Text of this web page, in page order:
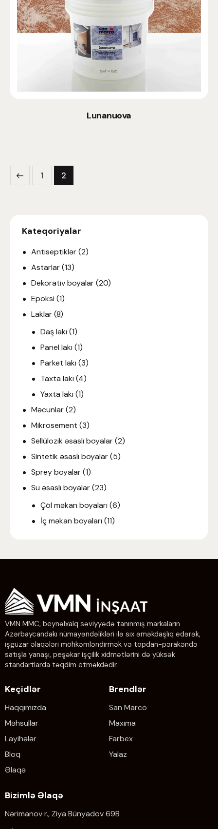
Lunanuova
1 2
Kateqoriyalar
Antiseptiklər(2)
Astarlar(13)
Dekorativ boyalar(20)
Epoksi (1)
Laklar(8)
Daş lakı (1)
Panel lakı (1)
Parket lakı (3)
Taxta lakı (4)
Yaxta lakı (1)
Məcunlar(2)
Mikrosement (3)
Sellülozik əsaslı boyalar(2)
Sintetik əsaslı boyalar(5)
Sprey boyalar(1)
Su əsaslı boyalar(23)
Çöl məkan boyaları (6)
İç məkan boyaları (11)
VMN MMC, beynəlxalq səviyyədə tanınmış markaların
Azərbaycandakı nümayəndəlikləri ilə sıx əməkdaşlıq edərək,
işgüzar əlaqələri möhkəmləndirmək və topdan-pərakəndə
satışla yanaşı, peşəkar işçilik xidmətlərini də yüksək
standartlarda təqdim etməkdədir.
Keçidlər
Haqqımızda
Məhsullar
Layihələr
Bloq
Əlaqə
Brendlər
San Marco
Maxima
Farbex
Yalaz
Bizimlə Əlaqə
Nərimanov r., Ziya Bünyadov 69B